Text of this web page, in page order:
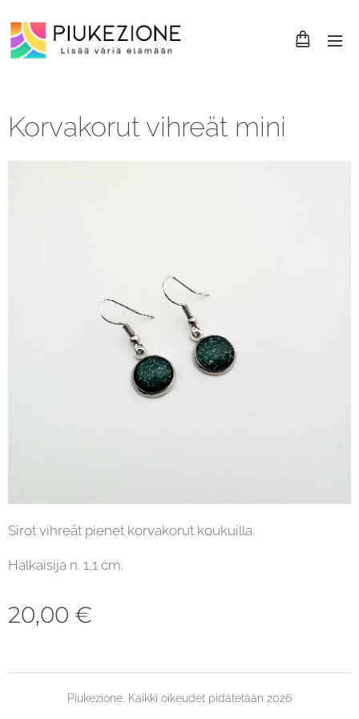
Korvakorut vihreät mini
Sirot vihreät pienet korvakorut koukuilla.
Halkaisija n. 1,1 cm.
20,00 €
Piukezione, Kaikki oikeudet pidätetään 2026